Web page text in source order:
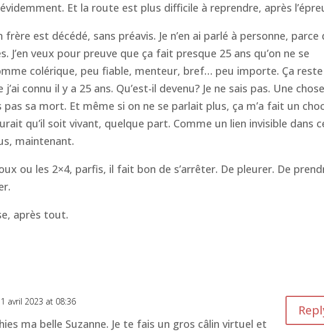
Et la route est plus difficile à reprendre, après
est décédé, sans préavis. Je n’en ai parlé à personne, parce
J’en veux pour preuve que ça fait presque 25 ans qu’on ne se
colérique, peu fiable, menteur, bref… peu importe. Ça
connu il y a 25 ans. Qu’est-il devenu? Je ne sais pas. Une
sa mort. Et même si on ne se parlait plus, ça m’a fait un
qu’il soit vivant, quelque part. Comme un lien invisible dans
maintenant.
ou les 2×4, parfis, il fait bon de s’arrêter. De pleurer. De
après tout.
avril 2023 at 08:36
ma belle Suzanne. Je te fais un gros câlin virtuel et